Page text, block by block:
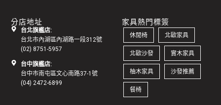
分店地址
台北旗艦店:
台北市內湖區內湖路一段312號
(02) 8751-5957
台中旗艦店:
台中市南屯區文心南路37-1號
(04) 2472-6899
家具熱門標簽
休閒椅 北歐家具
北歐沙發 實木家具
柚木家具 沙發推薦
餐椅